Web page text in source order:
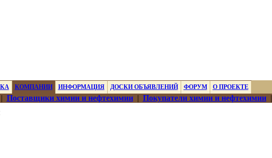
КОМПАНИИ ИНФОРМАЦИЯ ДОСКИ ОБЪЯВЛЕНИЙ ФОРУМ О ПРОЕКТЕ
Поставщики химии и нефтехимии| Покупатели химии и нефтехимии|